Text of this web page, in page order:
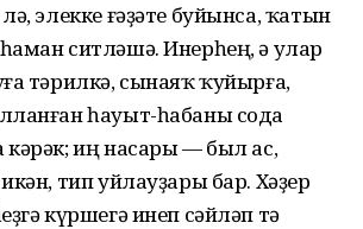
элекке ғәҙәте буйынса, ҡатын
ситләшә. Инерһең, ә улар
тәрилкә, сынаяҡ ҡуйырға,
һауыт-һабаны сода
иң насары — был ас,
тип уйлауҙары бар. Хәҙер
күршегә инеп сәйләп тә